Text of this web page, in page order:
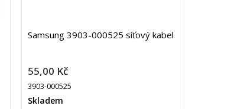
Samsung 3903-000525 síťový kabel
55,00 Kč
3903-000525
Skladem